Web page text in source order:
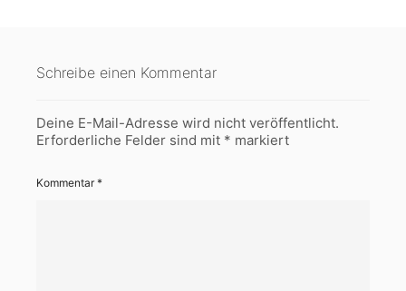
Schreibe einen Kommentar
Deine E-Mail-Adresse wird nicht veröffentlicht.
Erforderliche Felder sind mit * markiert
Kommentar*